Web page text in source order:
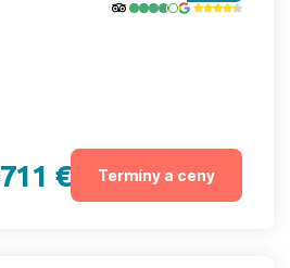
711 € Termíny a ceny